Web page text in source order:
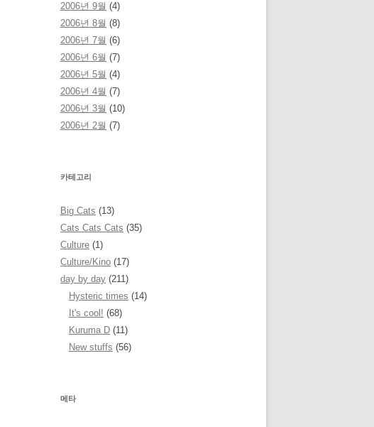
2006년 9월 (4)
2006년 8월 (8)
2006년 7월 (6)
2006년 6월 (7)
2006년 5월 (4)
2006년 4월 (7)
2006년 3월 (10)
2006년 2월 (7)
카테고리
Big Cats (13)
Cats Cats Cats (35)
Culture (1)
Culture/Kino (17)
day by day (211)
Hysteric times (14)
It's cool! (68)
Kuruma D (11)
New stuffs (56)
메타